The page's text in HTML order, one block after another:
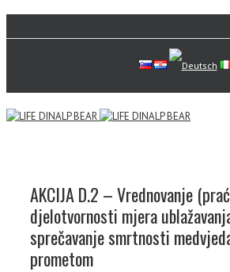
AKCIJA D.2 – Vrednovanje
djelotvornosti mjera
sprečavanje smrtnosti
prometom